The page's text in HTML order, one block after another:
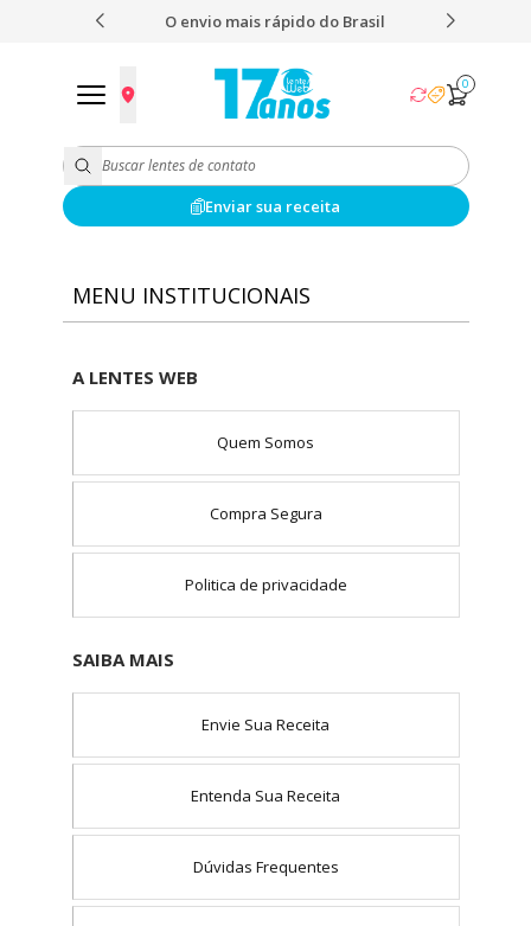
O envio mais rápido do Brasil
0
Enviar sua receita
MENU INSTITUCIONAIS
A LENTES WEB
Quem Somos
Compra Segura
Politica de privacidade
SAIBA MAIS
Envie Sua Receita
Entenda Sua Receita
Dúvidas Frequentes